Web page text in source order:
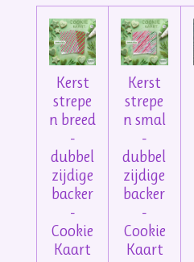
Kerst
strepe
n breed
-
dubbel
zijdige
backer
-
Cookie
Kaart
Kerst
strepe
n smal
-
dubbel
zijdige
backer
-
Cookie
Kaart